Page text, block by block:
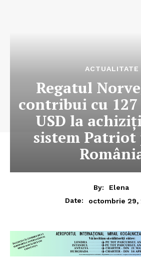
ACTUALITATE
Regatul
contribui cu
USD la
sistem
By:
Elena
Date:
octombrie 29,